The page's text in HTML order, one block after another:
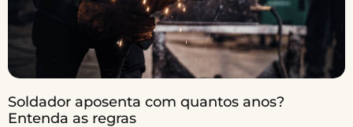
Soldador aposenta com quantos anos?
Entenda as regras